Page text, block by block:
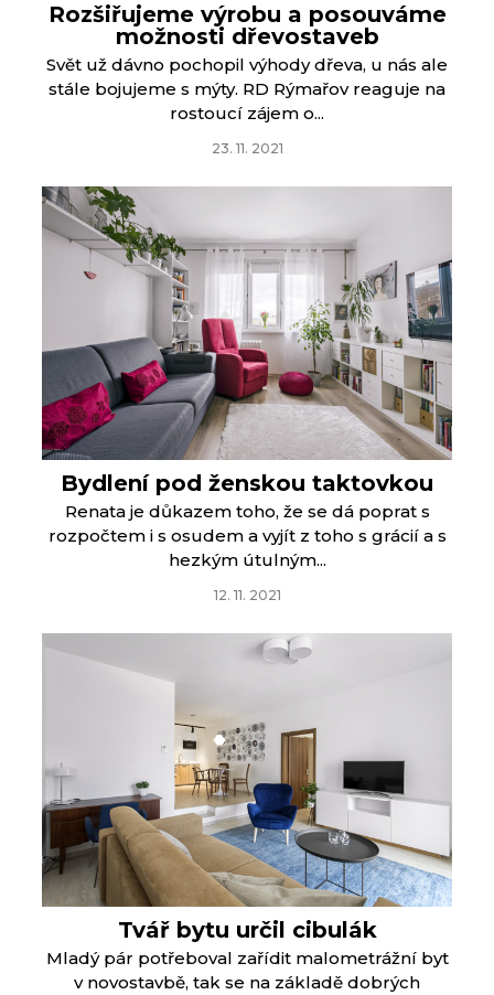
Rozšiřujeme výrobu a posouváme
možnosti dřevostaveb
Svět už dávno pochopil výhody dřeva, u nás ale
stále bojujeme s mýty. RD Rýmařov reaguje na
rostoucí zájem o...
23. 11. 2021
Bydlení pod ženskou taktovkou
Renata je důkazem toho, že se dá poprat s
rozpočtem i s osudem a vyjít z toho s grácií a s
hezkým útulným...
12. 11. 2021
Tvář bytu určil cibulák
Mladý pár potřeboval zařídit malometrážní byt
v novostavbě, tak se na základě dobrých